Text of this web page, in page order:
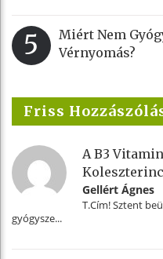
5
Miért Nem
Vérnyomás?
Friss
A B3
Gellért Ágnes
T.Cím! Sztent
gyógysze...